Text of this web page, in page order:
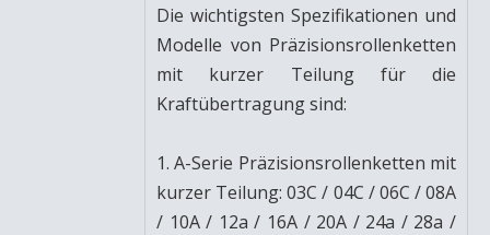
Die wichtigsten Spezifikationen und
Modelle von Präzisionsrollenketten
mit kurzer Teilung für die
Kraftübertragung sind:
1. A-Serie Präzisionsrollenketten mit
kurzer Teilung: 03C / 04C / 06C / 08A
/ 10A / 12a / 16A / 20A / 24a / 28a /